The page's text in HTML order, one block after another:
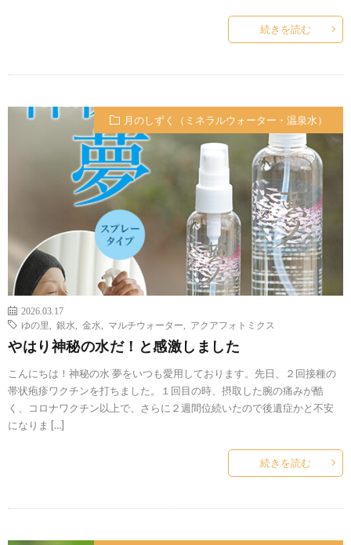
続きを読む
月のしずく（ミネラルウォーター・温泉水）
2026.03.17
ゆの里
銀水 金水 マルチウォーター アクアフォトミクス
やはり神秘の水だ！と感激しました
こんにちは！神秘の水 夢をいつも愛用しております。先日、２回接種の
帯状疱疹ワクチンを打ちました。１回目の時、摂取した腕の痛みが酷
く、コロナワクチン以上で、さらに２週間位続いたので後遺症かと不安
になりま […]
続きを読む